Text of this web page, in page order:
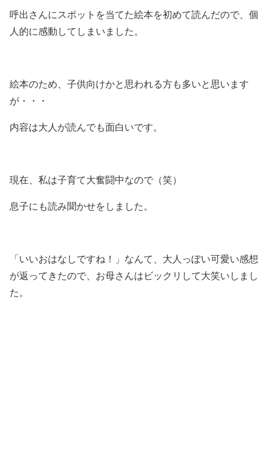
呼出さんにスポットを当てた絵本を初めて読んだので、個
人的に感動してしまいました。
絵本のため、子供向けかと思われる方も多いと思います
が・・・
内容は大人が読んでも面白いです。
現在、私は子育て大奮闘中なので（笑）
息子にも読み聞かせをしました。
「いいおはなしですね！」なんて、大人っぽい可愛い感想
が返ってきたので、お母さんはビックリして大笑いしまし
た。